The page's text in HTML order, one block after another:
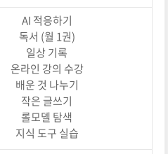
AI 적응하기
독서 (월 1권)
일상 기록
온라인 강의 수강
배운 것 나누기
작은 글쓰기
롤모델 탐색
지식 도구 실습